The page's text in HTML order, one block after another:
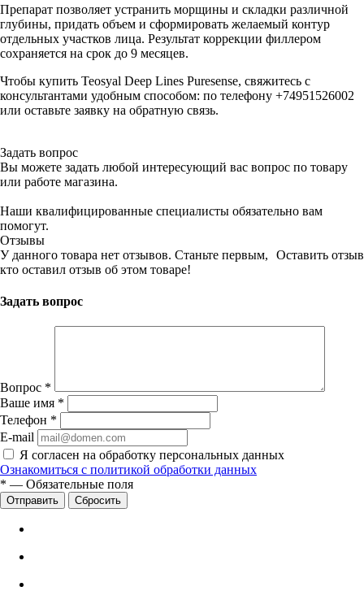
Препарат позволяет устранить морщины и складки различной
глубины, придать объем и сформировать желаемый контур
отдельных участков лица. Результат коррекции филлером
сохраняется на срок до 9 месяцев.
Чтобы купить Teosyal Deep Lines Puresense, свяжитесь с
консультантами удобным способом: по телефону +74951526002
или оставьте заявку на обратную связь.
Задать вопрос
Вы можете задать любой интересующий вас вопрос по товару
или работе магазина.
Наши квалифицированные специалисты обязательно вам
помогут.
Отзывы
Оставить отзыв
У данного товара нет отзывов. Станьте первым,
кто оставил отзыв об этом товаре!
Задать вопрос
Вопрос *
Ваше имя *
Телефон *
E-mail
Я согласен на обработку персональных данных
Ознакомиться с политикой обработки данных
* — Обязательные поля
Сбросить